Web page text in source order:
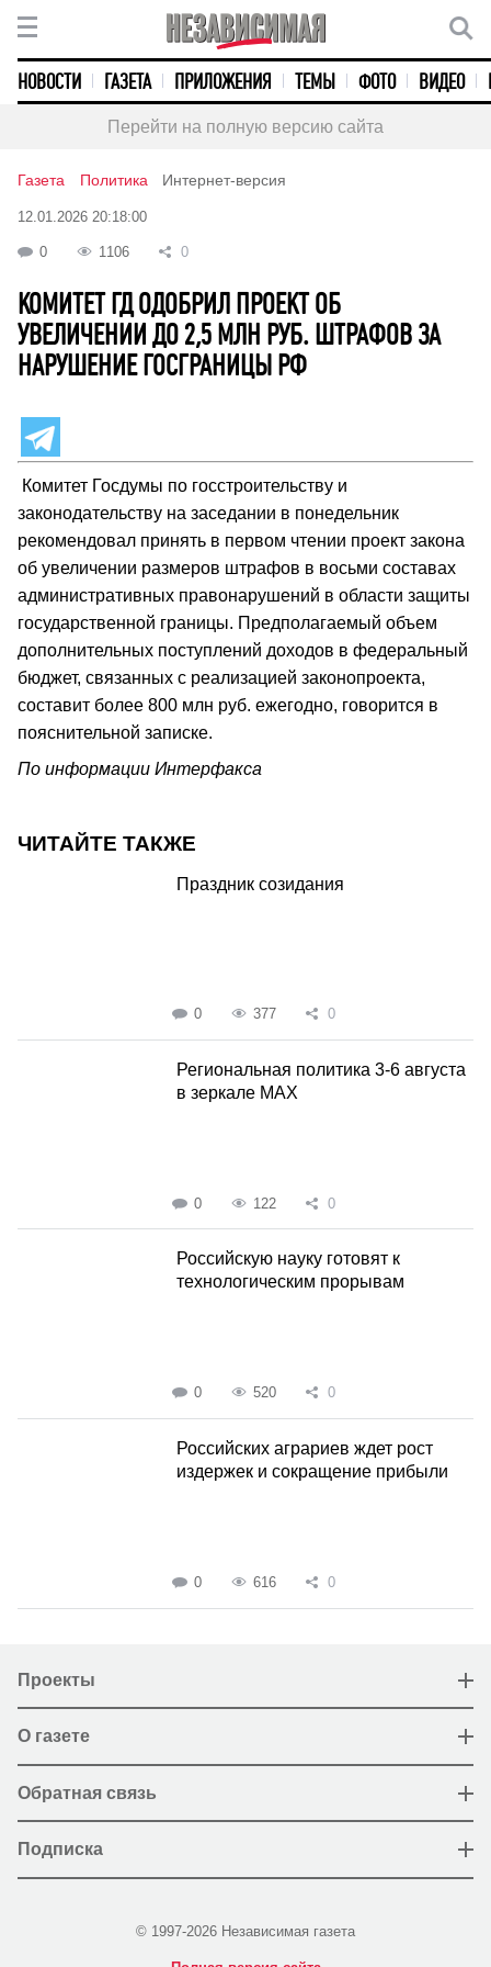
НОВОСТИ ГАЗЕТА ПРИЛОЖЕНИЯ ТЕМЫ ФОТО ВИДЕО
Перейти на полную версию сайта
Газета Политика Интернет-версия
12.01.2026 20:18:00
0 1106 0
КОМИТЕТ ГД ОДОБРИЛ ПРОЕКТ ОБ
УВЕЛИЧЕНИИ ДО 2,5 МЛН РУБ. ШТРАФОВ ЗА
НАРУШЕНИЕ ГОСГРАНИЦЫ РФ
Комитет Госдумы по госстроительству и
законодательству на заседании в понедельник
рекомендовал принять в первом чтении проект закона
об увеличении размеров штрафов в восьми составах
административных правонарушений в области защиты
государственной границы. Предполагаемый объем
дополнительных поступлений доходов в федеральный
бюджет, связанных с реализацией законопроекта,
составит более 800 млн руб. ежегодно, говорится в
пояснительной записке.
По информации Интерфакса
ЧИТАЙТЕ ТАКЖЕ
Праздник созидания
0 377 0
Региональная политика 3-6 августа
в зеркале MAX
0 122 0
Российскую науку готовят к
технологическим прорывам
0 520 0
Российских аграриев ждет рост
издержек и сокращение прибыли
0 616 0
Проекты
О газете
Обратная связь
Подписка
© 1997-2026 Независимая газета